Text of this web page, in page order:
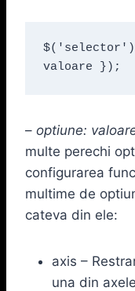
valoare });
– optiune:
multe perechi
configurarea
multime de
cateva din ele:
axis –
una din